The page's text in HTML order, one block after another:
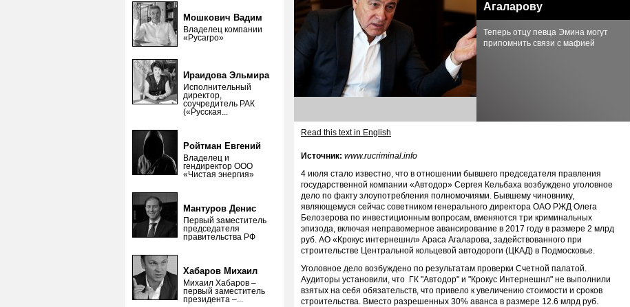
Мошкович Вадим
Владелец компании
«Русагро»
Ираидова Эльмира
Исполнительный
директор,
соучредитель РАК
(«Русская...
Ройтман Евгений
Владелец и
гендиректор ООО
«Чистая энергия»
Мантуров Денис
Первый заместитель
председателя
правительства РФ
Хабаров Михаил
Михаил Хабаров –
первый заместитель
президента –...
Агаларову
Теперь отцу певца Эмина могут
припомнить связи с мафией
Read this text in English
Источник: www.rucriminal.info
4 июля стало известно, что в отношении бывшего председателя правления
государственной компании «Автодор» Сергея Кельбаха возбуждено уголовное
дело по факту злоупотребления полномочиями. Бывшему чиновнику,
являющемуся сейчас советником генерального директора ОАО РЖД Олега
Белозерова по инвестиционным вопросам, вменяются три криминальных
эпизода, включая неправомерное авансирование в 2017 году в размере 2 млрд
руб. АО «Крокус интернешнл» Араса Агаларова, задействованного при
строительстве Центральной кольцевой автодороги (ЦКАД) в Подмосковье.
Уголовное дело возбуждено по результатам проверки Счетной палатой.
Аудиторы установили, что ГК "Автодор" и "Крокус Интернешнл" не выполнили
взятых на себя обязательств, что привело к увеличению стоимости и сроков
строительства. Вместо разрешенных 30% аванса в размере 12.6 млрд руб.